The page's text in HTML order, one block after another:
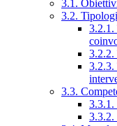
3.1.
3.2.
3.2.1.
3.2.2.
3.2.3.
3.3.
3.3.1.
3.3.2.